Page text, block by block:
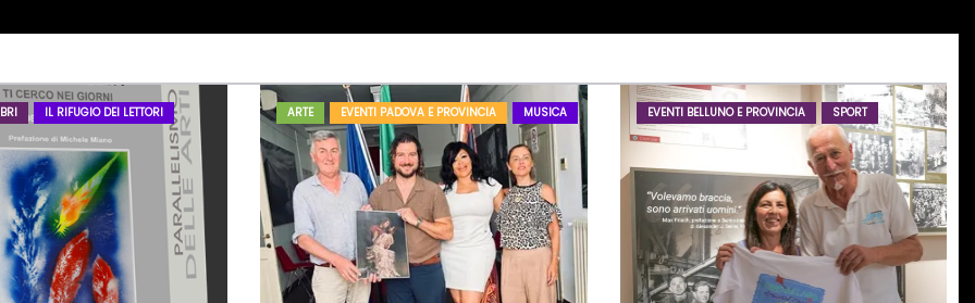
IL RIFUGIO DEI LETTORI ARTE EVENTI PADOVA E PROVINCIA MUSICA EVENTI BELLUNO E PROVINCIA SPORT